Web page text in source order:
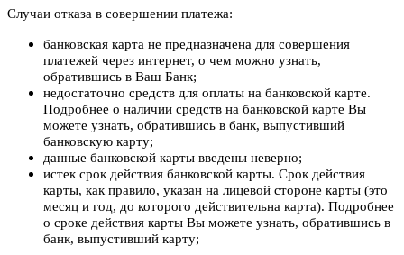
Случаи отказа в совершении платежа:
банковская карта не предназначена для совершения
платежей через интернет, о чем можно узнать,
обратившись в Ваш Банк;
недостаточно средств для оплаты на банковской карте.
Подробнее о наличии средств на банковской карте Вы
можете узнать, обратившись в банк, выпустивший
банковскую карту;
данные банковской карты введены неверно;
истек срок действия банковской карты. Срок действия
карты, как правило, указан на лицевой стороне карты (это
месяц и год, до которого действительна карта). Подробнее
о сроке действия карты Вы можете узнать, обратившись в
банк, выпустивший карту;